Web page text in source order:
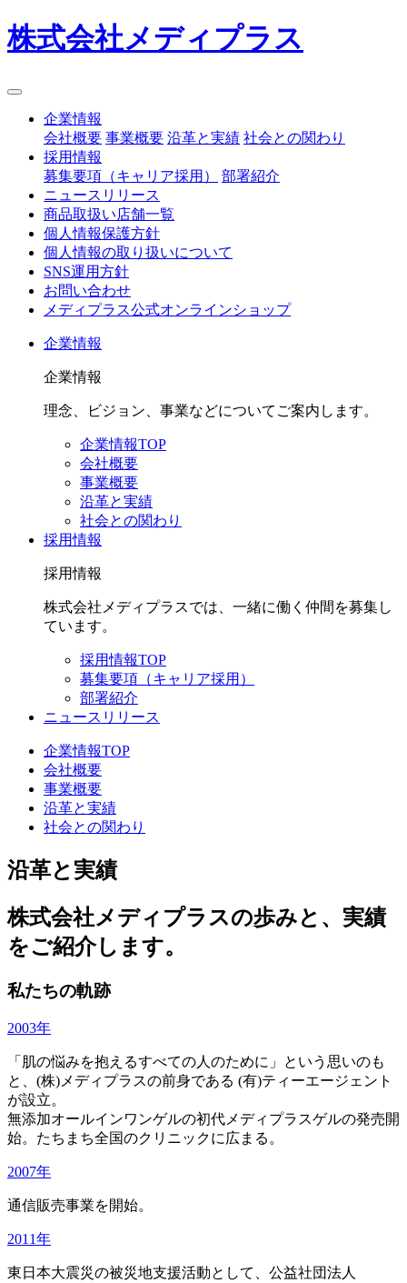
株式会社メディプラス
企業情報
会社概要 事業概要 沿革と実績 社会との関わり
採用情報
募集要項（キャリア採用）
部署紹介
ニュースリリース
商品取扱い店舗一覧
個人情報保護方針
個人情報の取り扱いについて
SNS運用方針
お問い合わせ
メディプラス公式オンラインショップ
企業情報
企業情報
理念、ビジョン、事業などについてご案内します。
企業情報TOP
会社概要
事業概要
沿革と実績
社会との関わり
採用情報
採用情報
株式会社メディプラスでは、一緒に働く仲間を募集し
ています。
採用情報TOP
募集要項（キャリア採用）
部署紹介
ニュースリリース
企業情報TOP
会社概要
事業概要
沿革と実績
社会との関わり
沿革と実績
株式会社メディプラスの歩みと、実績
をご紹介します。
私たちの軌跡
2003年
「肌の悩みを抱えるすべての人のために」という思いのも
と、(株)メディプラスの前身である (有)ティーエージェント
が設立。
無添加オールインワンゲルの初代メディプラスゲルの発売開
始。たちまち全国のクリニックに広まる。
2007年
通信販売事業を開始。
2011年
東日本大震災の被災地支援活動として、公益社団法人